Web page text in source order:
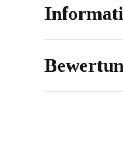
Schnelle